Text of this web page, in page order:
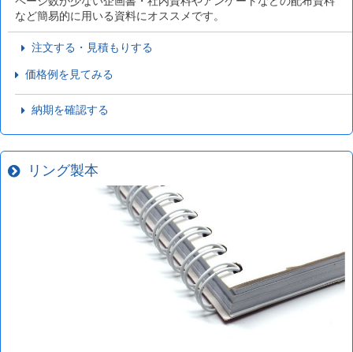
など簡易的に用いる資料にオススメです。
注文する・見積もりする
価格例を見てみる
納期を確認する
リング製本